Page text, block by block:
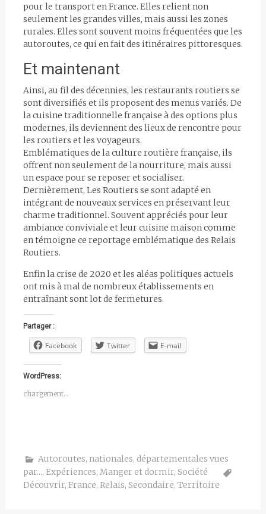
pour le transport en France. Elles relient non
seulement les grandes villes, mais aussi les zones
rurales. Elles sont souvent moins fréquentées que les
autoroutes, ce qui en fait des itinéraires pittoresques.
Et maintenant
Ainsi, au fil des décennies, les restaurants routiers se
sont diversifiés et ils proposent des menus variés. De
la cuisine traditionnelle française à des options plus
modernes, ils deviennent des lieux de rencontre pour
les routiers et les voyageurs.
Emblématiques de la culture routière française, ils
offrent non seulement de la nourriture, mais aussi
un espace pour se reposer et socialiser.
Dernièrement, Les Routiers se sont adapté en
intégrant de nouveaux services en préservant leur
charme traditionnel. Souvent appréciés pour leur
ambiance conviviale et leur cuisine maison comme
en témoigne ce reportage emblématique des Relais
Routiers.
Enfin la crise de 2020 et les aléas politiques actuels
ont mis à mal de nombreux établissements en
entraînant sont lot de fermetures.
Partager :
Facebook Twitter E-mail
WordPress:
chargement…
Autoroutes, nationales, départementales vues
par..., Expériences, Manger et dormir, Société
Découvrir, France, Relais, Secondaire, Territoire